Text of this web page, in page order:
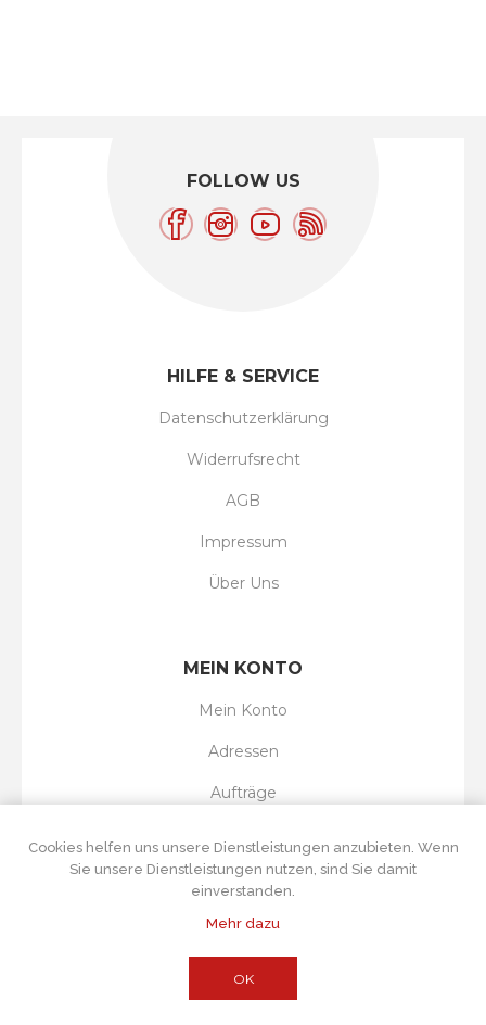
FOLLOW US
HILFE & SERVICE
Datenschutzerklärung
Widerrufsrecht
AGB
Impressum
Über Uns
MEIN KONTO
Mein Konto
Adressen
Aufträge
Cookies helfen uns unsere Dienstleistungen anzubieten. Wenn
Sie unsere Dienstleistungen nutzen, sind Sie damit
einverstanden.
Mehr dazu
OK